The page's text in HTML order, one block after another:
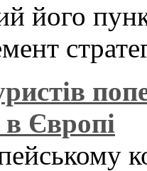
його
Європі